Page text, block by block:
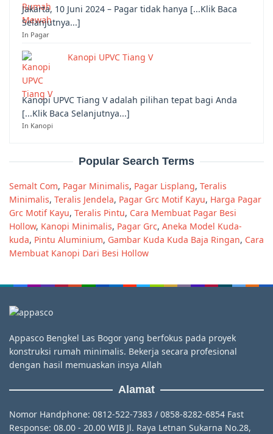
Jakarta, 10 Juni 2024 – Pagar tidak hanya [...Klik Baca
Selanjutnya...]
In Pagar
Kanopi UPVC Tiang V
Kanopi UPVC Tiang V adalah pilihan tepat bagi Anda
[...Klik Baca Selanjutnya...]
In Kanopi
Popular Search Terms
Semalt Com, Pagar Minimalis, Pagar Lisplang, Teralis
Minimalis, Teralis Jendela, Pagar Grc Motif Kayu, Harga Pagar
Grc Motif Kayu, Teralis Pintu, Cara Membuat Pagar Besi
Hollow, Kanopi Minimalis, Pagar Grc, Aneka Model Kuda-
kuda, Pintu Aluminium, Gambar Kuda Kuda Baja Ringan, Cara
Membuat Kanopi Dari Besi Hollow
Appasco Bengkel Las Bogor yang berfokus pada proyek
konstruksi rumah minimalis. Bekerja secara profesional
dengan hasil memuaskan insya Allah
Alamat
Nomor Handphone: 0812-522-7383 / 0858-8282-6854 Fast
Response: 08.00 - 20.00 WIB Jl. Raya Letnan Sukarna No.28,